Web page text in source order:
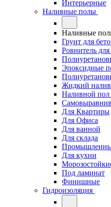
Интерьерные
Наливные полы
Наливные
Грунт для
Ровнитель
Эпоксидные
Жидкий
Наливной пол
Для Квартиры
Для Офиса
Для ванной
Для склада
Для кухни
Под ламинат
Финишные
Гидроизоляция